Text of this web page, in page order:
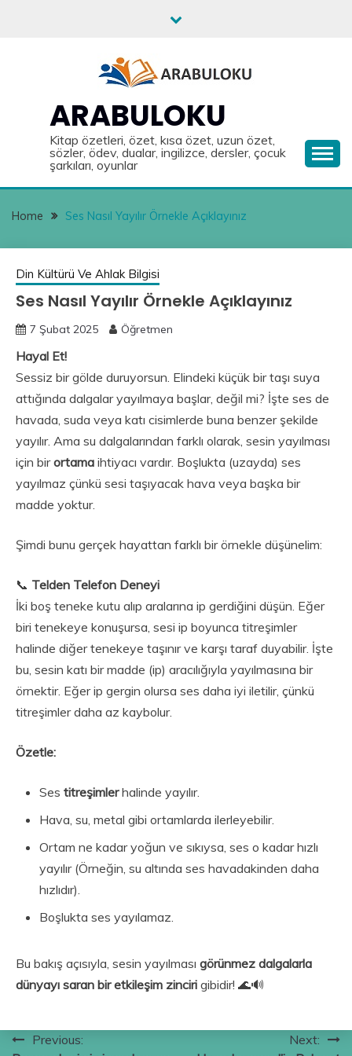
ARABULOKU
Kitap özetleri, özet, kısa özet, uzun özet,
sözler, ödev, dualar, ingilizce, dersler, çocuk
şarkıları, oyunlar
Home Ses Nasıl Yayılır Örnekle Açıklayınız
Din Kültürü Ve Ahlak Bilgisi
Ses Nasıl Yayılır Örnekle Açıklayınız
7 Şubat 2025 Öğretmen
Hayal Et!
Sessiz bir gölde duruyorsun. Elindeki küçük bir taşı suya
attığında dalgalar yayılmaya başlar, değil mi? İşte ses de
havada, suda veya katı cisimlerde buna benzer şekilde
yayılır. Ama su dalgalarından farklı olarak, sesin yayılması
için birortama ihtiyacı vardır. Boşlukta (uzayda) ses
yayılmaz çünkü sesi taşıyacak hava veya başka bir
madde yoktur.
Şimdi bunu gerçek hayattan farklı bir örnekle düşünelim:
📞 Telden Telefon Deneyi
İki boş teneke kutu alıp aralarına ip gerdiğini düşün. Eğer
biri tenekeye konuşursa, sesi ip boyunca titreşimler
halinde diğer tenekeye taşınır ve karşı taraf duyabilir. İşte
bu, sesin katı bir madde (ip) aracılığıyla yayılmasına bir
örnektir. Eğer ip gergin olursa ses daha iyi iletilir, çünkü
titreşimler daha az kaybolur.
Özetle:
Ses titreşimlerhalinde yayılır.
Hava, su, metal gibi ortamlarda ilerleyebilir.
Ortam ne kadar yoğun ve sıkıysa, ses o kadar hızlı
yayılır (Örneğin, su altında ses havadakinden daha
hızlıdır).
Boşlukta ses yayılamaz.
Bu bakış açısıyla, sesin yayılması görünmez dalgalarla
dünyayı saran bir etkileşim zinciri gibidir! 🌊🔊
YazıPrevious:
Next: